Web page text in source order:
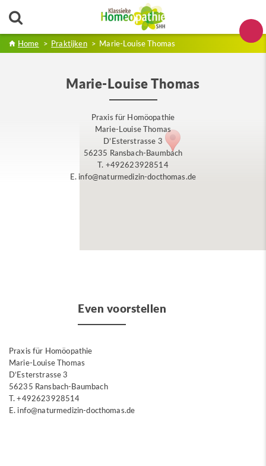
Home > Praktijken > Marie-Louise Thomas
Marie-Louise Thomas
Praxis für Homöopathie
Marie-Louise Thomas
D’Esterstrasse 3
56235 Ransbach-Baumbach
T. +492623928514
E. info@naturmedizin-docthomas.de
Even voorstellen
Praxis für Homöopathie
Marie-Louise Thomas
D’Esterstrasse 3
56235 Ransbach-Baumbach
T. +492623928514
E. info@naturmedizin-docthomas.de